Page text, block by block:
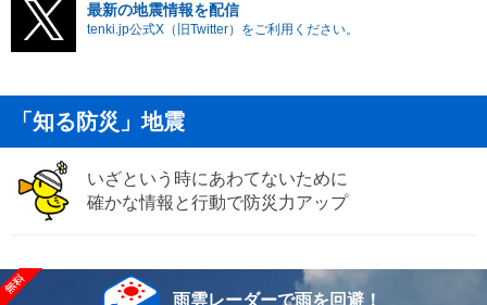
最新の地震情報を配信
tenki.jp公式X（旧Twitter）をご利用ください。
「知る防災」地震
いざという時にあわてないために
確かな情報と行動で防災力アップ
雨雲レーダーで雨を回避！